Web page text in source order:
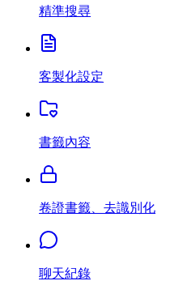
精準搜尋
客製化設定
書籤內容
卷證書籤、去識別化
聊天紀錄